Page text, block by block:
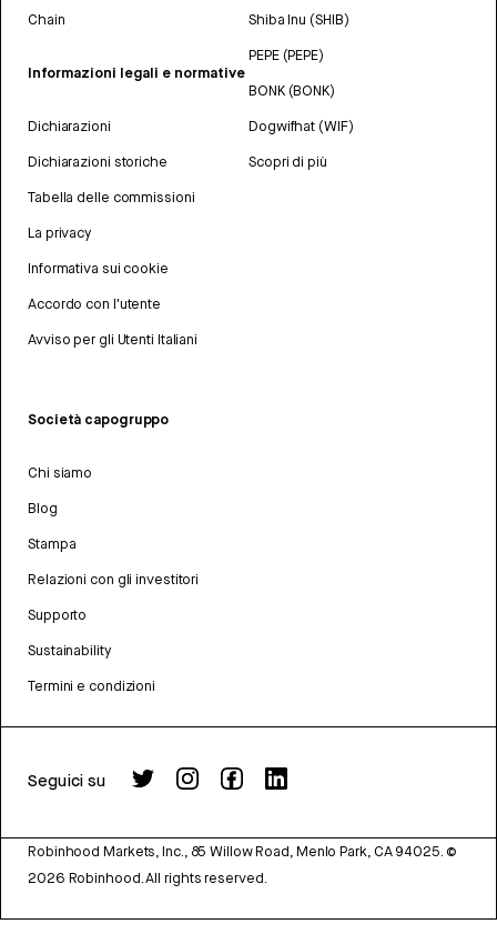
Chain
Informazioni legali e normative
Dichiarazioni
Dichiarazioni storiche
Tabella delle commissioni
La privacy
Informativa sui cookie
Accordo con l'utente
Avviso per gli Utenti Italiani
Shiba Inu (SHIB)
PEPE (PEPE)
BONK (BONK)
Dogwifhat (WIF)
Scopri di più
Società capogruppo
Chi siamo
Blog
Stampa
Relazioni con gli investitori
Supporto
Sustainability
Termini e condizioni
Seguici su
Robinhood Markets, Inc., 85 Willow Road, Menlo Park, CA 94025. ©
2026 Robinhood. All rights reserved.